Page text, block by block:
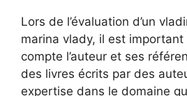
Lors de l’évaluation d’un
marina vlady, il est
compte l’auteur et ses
des livres écrits par des
expertise dans le domaine